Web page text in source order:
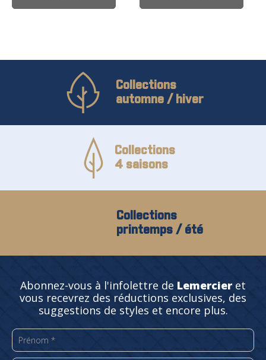
la
Collections
automne / hiver
Collections
4 saisons
Collections
printemps / été
Abonnez-vous à l'infolettre de Lemercier et
vous recevrez des réductions exclusives, des
suggestions de styles et encore plus.